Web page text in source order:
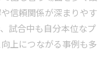
信頼関係が深まりやす
試合中も自分本位なプ
上につながる事例も多